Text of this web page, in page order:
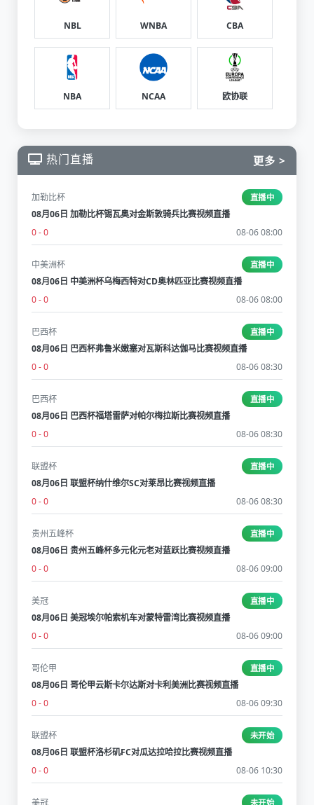
NBL WNBA CBA
NBA NCAA 欧协联
热门直播 更多 >
加勒比杯 直播中
08月06日 加勒比杯锡瓦奥对金斯敦骑兵比赛视频直播
0 - 0
08-06 08:00
中美洲杯 直播中
08月06日 中美洲杯乌梅西特对CD奥林匹亚比赛视频直播
0 - 0
08-06 08:00
巴西杯 直播中
08月06日 巴西杯弗鲁米嫩塞对瓦斯科达伽马比赛视频直播
0 - 0
08-06 08:30
巴西杯 直播中
08月06日 巴西杯福塔雷萨对帕尔梅拉斯比赛视频直播
0 - 0
08-06 08:30
联盟杯 直播中
08月06日 联盟杯纳什维尔SC对莱昂比赛视频直播
0 - 0
08-06 08:30
贵州五峰杯 直播中
08月06日 贵州五峰杯多元化元老对蓝跃比赛视频直播
0 - 0
08-06 09:00
美冠 直播中
08月06日 美冠埃尔帕索机车对蒙特雷湾比赛视频直播
0 - 0
08-06 09:00
哥伦甲 直播中
08月06日 哥伦甲云斯卡尔达斯对卡利美洲比赛视频直播
0 - 0
08-06 09:30
联盟杯 未开始
08月06日 联盟杯洛杉矶FC对瓜达拉哈拉比赛视频直播
0 - 0
08-06 10:30
美冠 未开始